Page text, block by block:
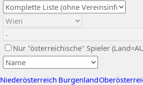
Nur "österreichische" Spieler
Niederösterreich Burgenland